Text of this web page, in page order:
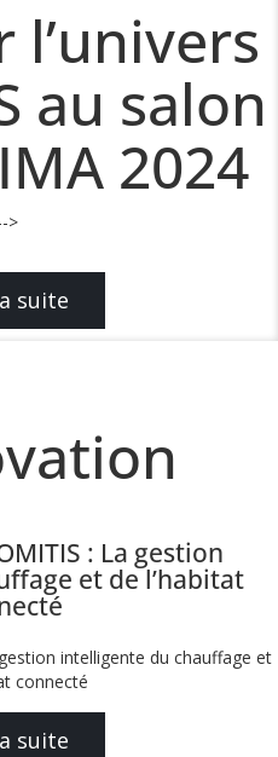
l’univers
au salon
2024
>
suite
: La gestion
et de l’habitat
suite